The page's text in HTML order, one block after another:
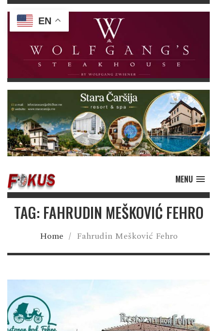
MENU
TAG: FAHRUDIN MEŠKOVIĆ FEHRO
Home / Fahrudin Mešković Fehro
EN